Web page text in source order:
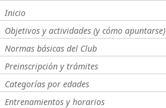
Inicio
Objetivos y actividades (y cómo apuntarse)
Normas básicas del Club
Preinscripción y trámites
Categorías por edades
Entrenamientos y horarios